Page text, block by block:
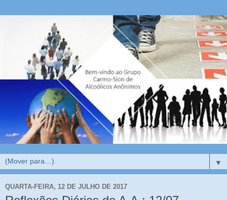
▼
QUARTA-FEIRA, 12 DE JULHO DE 2017